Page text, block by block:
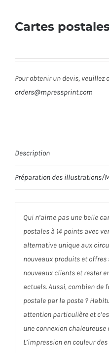
Cartes postales
Pour obtenir un devis, veuillez
orders@mpressprint.com
Description
Préparation des illustrations/
Qui n’aime pas une belle
postales à 14 points avec
alternative unique aux
nouveaux produits et
nouveaux clients et rester
actuels. Aussi, combien de
postale par la poste ?
attention particulière et
une connexion
L’impression en couleur